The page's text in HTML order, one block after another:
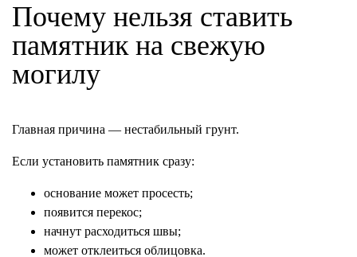
Почему нельзя ставить
памятник на свежую
могилу
Главная причина — нестабильный грунт.
Если установить памятник сразу:
основание может просесть;
появится перекос;
начнут расходиться швы;
может отклеиться облицовка.